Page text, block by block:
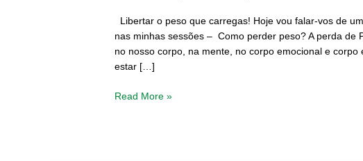
Libertar o peso que carregas! Hoje vou falar-vos de
nas minhas sessões – Como perder peso? A perda
no nosso corpo, na mente, no corpo emocional e
estar […]
Read More »